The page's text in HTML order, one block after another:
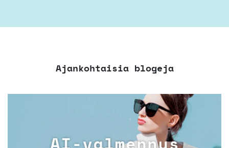
Ajankohtaisia blogeja